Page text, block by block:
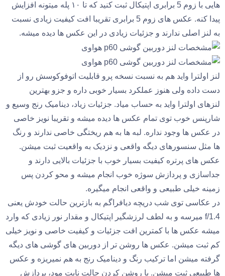
هایی با زوم 5 برابری اپتیکال ثبت کنید که تا ۱۰ پله میتونه افزایش
پیدا کنه. عکس های زوم 5 برابری تقریبا افت کیفیت زیادی نسبت
به لنز اصلی ندارند و جزئیات زیادی در این عکس ها دیده میشه.
لنز اولترا واید هم به نسبت نسخه پرو قابلیت اتوفوکوسش رو از
دست داده ولی هنوز عملکرد بسیار خوبی داره و جزو بهترین
لنزهای اولترا واید به حساب میاد. جزئیات زیاد، دینامیک رنج وسیع و
شارپنس خوب توی تمام عکس ها دیده میشه و تقریبا نویز خاصی
در عکس ها وجود نداره. لبه ها به هم ریختگی خاصی ندارند و رنگ
ها مثل سنسورهای دیگه واقعی و نزدیک به واقعیت ثبت میشن.
عکس های پرتره کیفیت بسیار خوب با جزئیات بالایی دارند و
جداسازی و پردازش سوژه خوب انجام میشه و محو کردن پس
زمینه خیلی طبیعی و واقعی انجام میگیره.
در عکاسی توی شب دریچه دیافراگم به بازترین حالت خودش یعنی
f/1.4 میرسه و به لطف لرزشگیر اپتیکال و مقدار نور زیادی که وارد
میشه عکس ها با کمترین افت جزئیات و کیفیت خاصی و نویز خیلی
کم ثبت میشن. عکس ها روشن تر از دوربین های گوشی های دیگه
گرفته میشن اما ترکیب رنگ و دینامیک رنج به هم نمیریزه و عکس
ها طبیعی ثبت میشن. با روشن کردن حالت نایت مود، پردازش